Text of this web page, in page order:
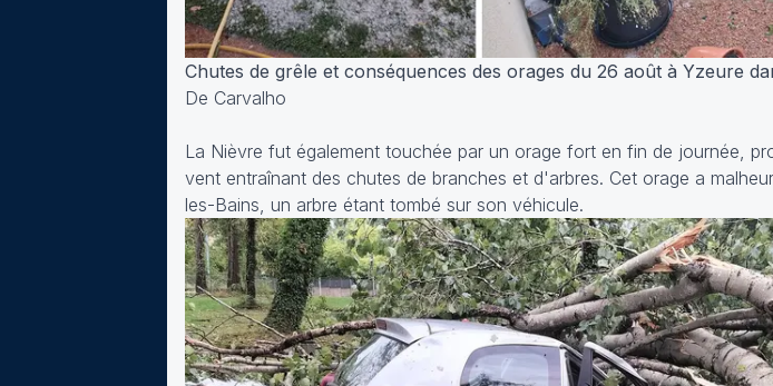
Chutes de grêle et conséquences des orages du 26 août à Yzeure
De Carvalho
La Nièvre fut également touchée par un orage fort en fin de journée,
vent entraînant des chutes de branches et d'arbres. Cet orage a
les-Bains, un arbre étant tombé sur son véhicule.